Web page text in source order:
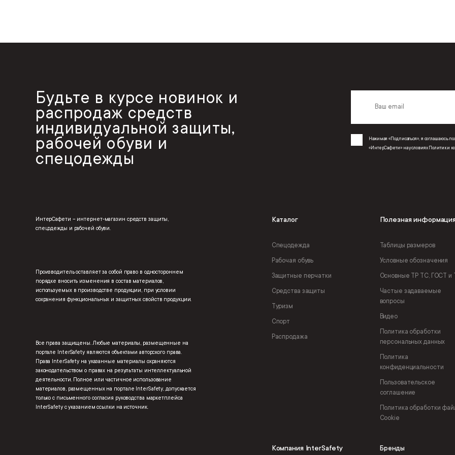
Будьте в курсе новинок и
распродаж средств
индивидуальной защиты,
рабочей обуви и
спецодежды
Нажимая «Подписаться», я соглашаюсь
«ИнтерСафети» на условиях Политики
ИнтерСафети – интернет-магазин средств защиты,
спецодежды и рабочей обуви.
Производитель оставляет за собой право в одностороннем
порядке вносить изменения в состав материалов,
используемых в производстве продукции, при условии
сохранения функциональных и защитных свойств продукции.
Все права защищены. Любые материалы, размещенные на
портале InterSafety являются объектами авторского права.
Права InterSafety на указанные материалы охраняются
законодательством о правах на результаты интеллектуальной
деятельности. Полное или частичное использование
материалов, размещенных на портале InterSafety, допускается
только с письменного согласия руководства маркетплейса
InterSafety с указанием ссылки на источник.
Каталог
Спецодежда
Рабочая обувь
Защитные перчатки
Средства защиты
Туризм
Спорт
Распродажа
Полезная
Таблицы размеров
Условные обозначения
Основные ТР ТС, ГОСТ и
Частые задаваемые
вопросы
Видео
Политика обработки
персональных данных
Политика
конфиденциальности
Пользовательское
соглашение
Политика обработки
Cookie
Компания InterSafety Бренды